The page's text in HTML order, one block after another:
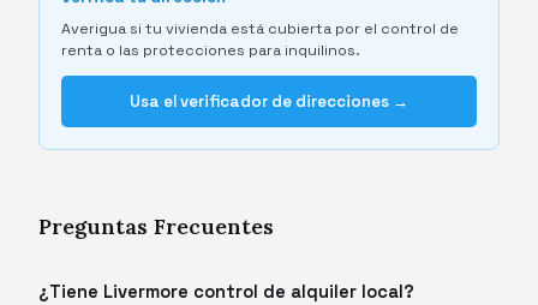
Averigua si tu vivienda está cubierta por el control de
renta o las protecciones para inquilinos.
Usa el verificador de direcciones →
Preguntas Frecuentes
¿Tiene Livermore control de alquiler local?